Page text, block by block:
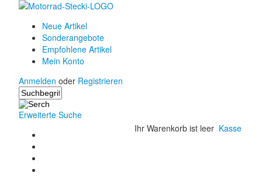
Neue Artikel
Sonderangebote
Empfohlene Artikel
Mein Konto
Anmelden oder Registrieren
Erweiterte Suche
Ihr Warenkorb ist leer Kasse